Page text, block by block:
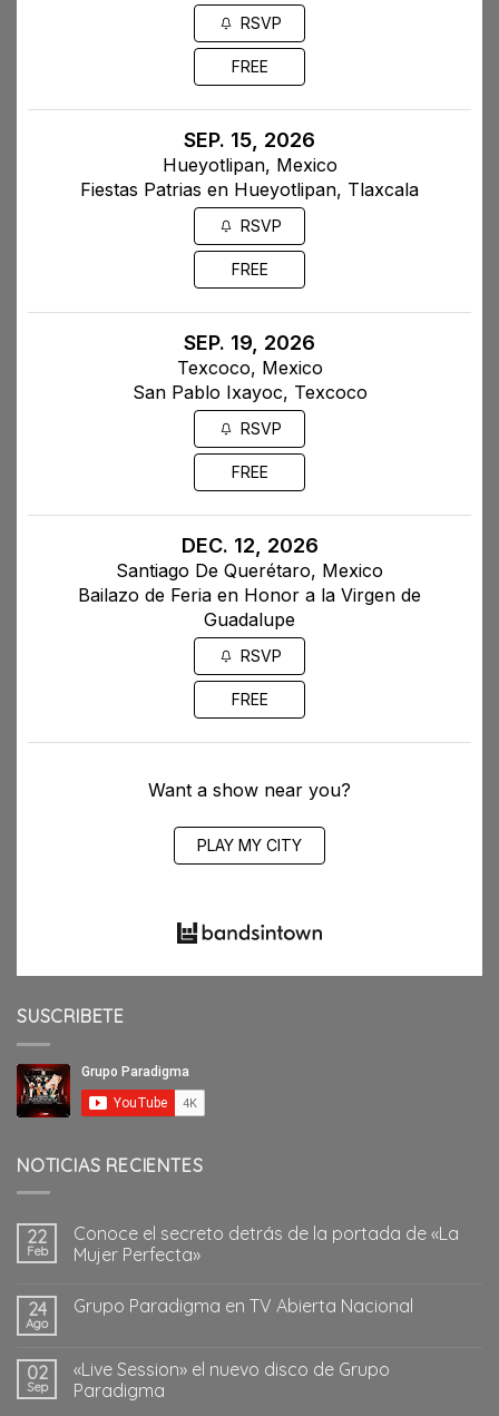
RSVP
FREE
SEP. 15, 2026
Hueyotlipan, Mexico
Fiestas Patrias en Hueyotlipan, Tlaxcala
RSVP
FREE
SEP. 19, 2026
Texcoco, Mexico
San Pablo Ixayoc, Texcoco
RSVP
FREE
DEC. 12, 2026
Santiago De Querétaro, Mexico
Bailazo de Feria en Honor a la Virgen de
Guadalupe
RSVP
FREE
Want a show near you?
PLAY MY CITY
SUSCRIBETE
NOTICIAS RECIENTES
22
Feb
Conoce el secreto detrás de la portada de «La
Mujer Perfecta»
24
Ago
Grupo Paradigma en TV Abierta Nacional
02
Sep
«Live Session» el nuevo disco de Grupo
Paradigma